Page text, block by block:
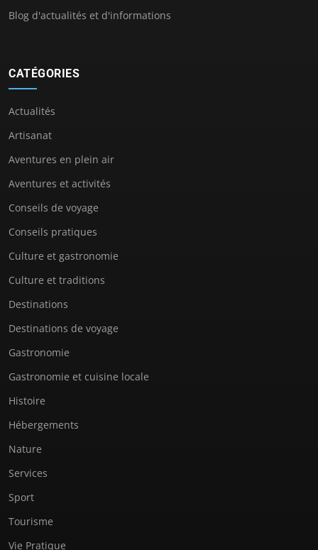
Blog d'actualités et d'informations
CATÉGORIES
Actualités
Artisanat
Aventures en plein air
Aventures et activités
Conseils de voyage
Conseils pratiques
Culture et gastronomie
Culture et traditions
Destinations
Destinations de voyage
Gastronomie
Gastronomie et cuisine locale
Histoire
Hébergements
Nature
Services
Sport
Tourisme
Vie Pratique